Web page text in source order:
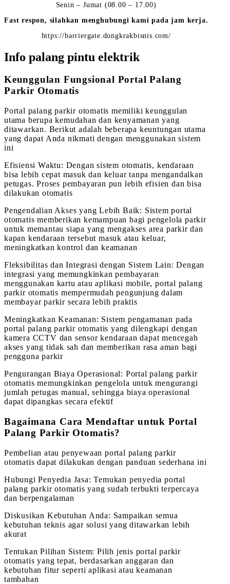
Senin – Jumat (08.00 – 17.00)
Fast respon, silahkan menghubungi kami pada jam kerja.
https://barriergate.dongkrakbisnis.com/
Info palang pintu elektrik
Keunggulan Fungsional Portal Palang
Parkir Otomatis
Portal palang parkir otomatis memiliki keunggulan
utama berupa kemudahan dan kenyamanan yang
ditawarkan. Berikut adalah beberapa keuntungan utama
yang dapat Anda nikmati dengan menggunakan sistem
ini
Efisiensi Waktu: Dengan sistem otomatis, kendaraan
bisa lebih cepat masuk dan keluar tanpa mengandalkan
petugas. Proses pembayaran pun lebih efisien dan bisa
dilakukan otomatis
Pengendalian Akses yang Lebih Baik: Sistem portal
otomatis memberikan kemampuan bagi pengelola parkir
untuk memantau siapa yang mengakses area parkir dan
kapan kendaraan tersebut masuk atau keluar,
meningkatkan kontrol dan keamanan
Fleksibilitas dan Integrasi dengan Sistem Lain: Dengan
integrasi yang memungkinkan pembayaran
menggunakan kartu atau aplikasi mobile, portal palang
parkir otomatis mempermudah pengunjung dalam
membayar parkir secara lebih praktis
Meningkatkan Keamanan: Sistem pengamanan pada
portal palang parkir otomatis yang dilengkapi dengan
kamera CCTV dan sensor kendaraan dapat mencegah
akses yang tidak sah dan memberikan rasa aman bagi
pengguna parkir
Pengurangan Biaya Operasional: Portal palang parkir
otomatis memungkinkan pengelola untuk mengurangi
jumlah petugas manual, sehingga biaya operasional
dapat dipangkas secara efektif
Bagaimana Cara Mendaftar untuk Portal
Palang Parkir Otomatis?
Pembelian atau penyewaan portal palang parkir
otomatis dapat dilakukan dengan panduan sederhana ini
Hubungi Penyedia Jasa: Temukan penyedia portal
palang parkir otomatis yang sudah terbukti terpercaya
dan berpengalaman
Diskusikan Kebutuhan Anda: Sampaikan semua
kebutuhan teknis agar solusi yang ditawarkan lebih
akurat
Tentukan Pilihan Sistem: Pilih jenis portal parkir
otomatis yang tepat, berdasarkan anggaran dan
kebutuhan fitur seperti aplikasi atau keamanan
tambahan